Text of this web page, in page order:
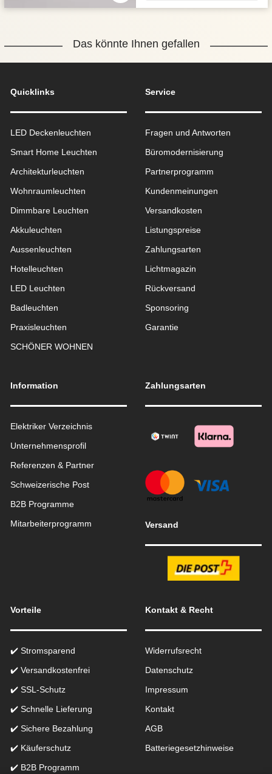
Das könnte Ihnen gefallen
Quicklinks
LED Deckenleuchten
Smart Home Leuchten
Architekturleuchten
Wohnraum­leuchten
Dimmbare Leuchten
Akkuleuchten
Aussen­leuchten
Hotelleuchten
LED Leuchten
Badleuchten
Praxisleuchten
SCHÖNER WOHNEN
Service
Fragen und Antworten
Büromodernisierung
Partnerprogramm
Kundenmeinungen
Versandkosten
Listungspreise
Zahlungsarten
Lichtmagazin
Rückversand
Sponsoring
Garantie
Information
Elektriker Verzeichnis
Unternehmensprofil
Referenzen & Partner
Schweizerische Post
B2B Programme
Mitarbeiterprogramm
Zahlungsarten
Versand
Vorteile
✔️ Stromsparend
✔️ Versandkostenfrei
✔️ SSL-Schutz
✔️ Schnelle Lieferung
✔️ Sichere Bezahlung
✔️ Käuferschutz
✔️ B2B Programm
Kontakt & Recht
Widerrufsrecht
Datenschutz
Impressum
Kontakt
AGB
Batteriegesetzhinweise